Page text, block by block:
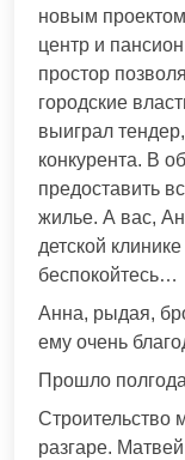
новым
центр и
простор
городские
выиграл
конкурента. В
предоставить
жилье. А вас,
детской
беспокойтесь…
Анна, рыдая,
ему очень
Прошло
Строительство
разгаре.